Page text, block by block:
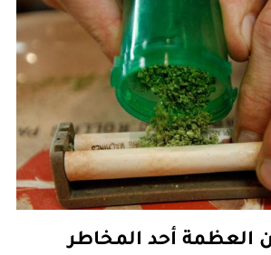
العظمة أحد المخاطر